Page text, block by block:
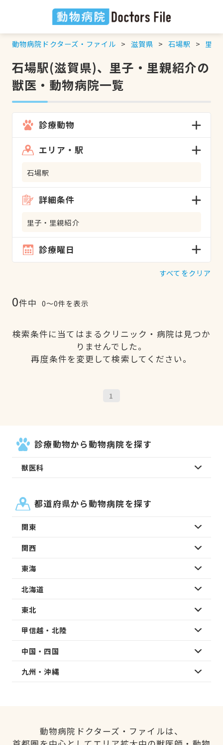
動物病院ドクターズ・ファイル 滋賀県 石場駅 里子
石場駅(滋賀県)、里子・里親紹介の
獣医・動物病院一覧
診療動物
エリア・駅
石場駅
詳細条件
里子・里親紹介
診療曜日
すべてをクリア
0件中 0〜0件を表示
検索条件に当てはまるクリニック・病院は見つか
りませんでした。
再度条件を変更して検索してください。
1
診療動物から動物病院を探す
獣医科
都道府県から動物病院を探す
関東
関西
東海
北海道
東北
甲信越・北陸
中国・四国
九州・沖縄
動物病院ドクターズ・ファイルは、